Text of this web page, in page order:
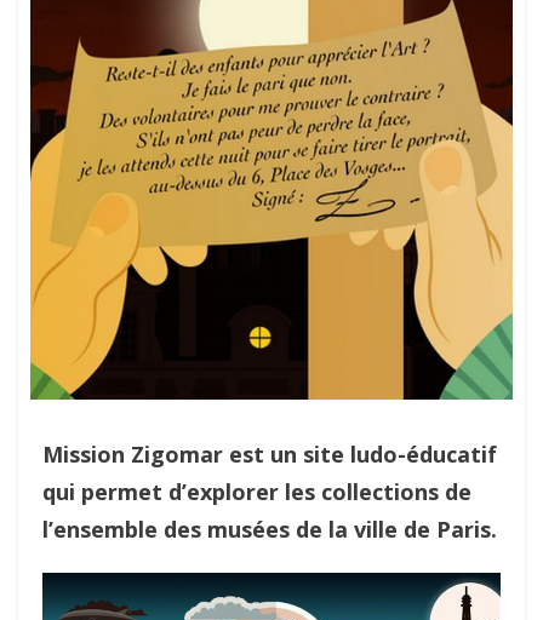
Mission Zigomar est un site ludo-éducatif
qui permet d’explorer les collections de
l’ensemble des musées de la ville de Paris.